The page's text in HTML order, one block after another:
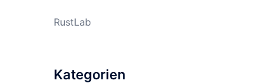
RustLab
Kategorien